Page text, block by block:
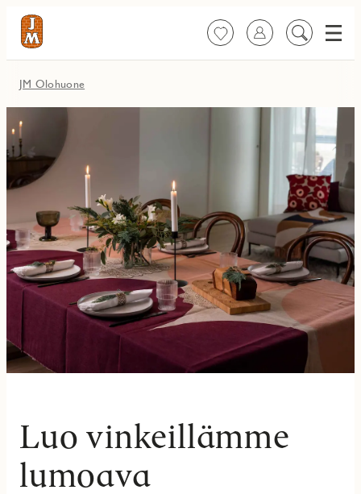
SuosikitKirjaudu sisään
Etsi
JM Olohuone
Luo vinkeillämme
lumoava